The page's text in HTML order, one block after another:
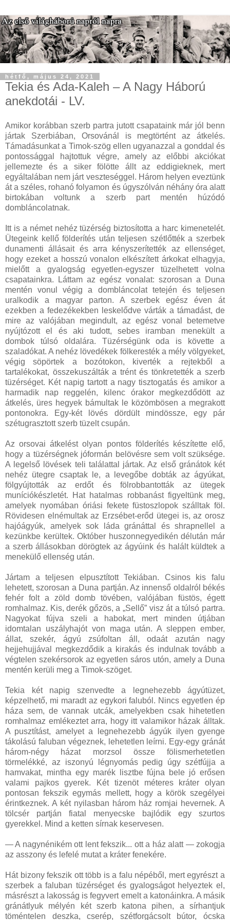
hétfő, május 24, 2021
Tekia és Ada-Kaleh – A Nagy Háború
anekdotái - LV.
Amikor korábban szerb partra jutott csapataink már jól benn
jártak Szerbiában, Orsovánál is megtörtént az átkelés.
Támadásunkat a Timok-szög ellen ugyanazzal a gonddal és
pontossággal hajtottuk végre, amely az előbbi akciókat
jellemezte és a siker fölötte állt az eddigieknek, mert
egyáltalában nem járt veszteséggel. Három helyen eveztünk
át a széles, rohanó folyamon és úgyszólván néhány óra alatt
birtokában voltunk a szerb part mentén húzódó
dombláncolatnak.
Itt is a német nehéz tüzérség biztosította a harc kimenetelét.
Ütegeink kellő földerítés után teljesen szétlőtték a szerbek
dunamenti állásait és arra kényszerítették az ellenséget,
hogy ezeket a hosszú vonalon elkészített árkokat elhagyja,
mielőtt a gyalogság egyetlen-egyszer tüzelhetett volna
csapatainkra. Láttam az egész vonalat: szorosan a Duna
mentén vonul végig a dombláncolat tetején és teljesen
uralkodik a magyar parton. A szerbek egész éven át
ezekben a fedezékekben leskelődve várták a támadást, de
mire az valójában megindult, az egész vonal betemetve
nyújtózott el és aki tudott, sebes iramban menekült a
dombok túlsó oldalára. Tüzérségünk oda is követte a
szaladókat. A nehéz lövedékek fölkeresték a mély völgyeket,
végig söpörtek a bozótokon, kiverték a rejtekből a
tartalékokat, összekuszálták a trént és tönkretették a szerb
tüzérséget. Két napig tartott a nagy tisztogatás és amikor a
harmadik nap reggelén, kilenc órakor megkezdődött az
átkelés, üres hegyek bámultak le közömbösen a megrakott
pontonokra. Egy-két lövés dördült mindössze, egy pár
szétugrasztott szerb tüzelt csupán.
Az orsovai átkelést olyan pontos földerítés készítette elő,
hogy a tüzérségnek jóformán belövésre sem volt szüksége.
A legelső lövések teli találattal jártak. Az első gránátok két
nehéz ütegre csaptak le, a levegőbe dobták az ágyúkat,
fölgyújtották az erdőt és fölrobbantották az ütegek
muníciókészletét. Hat hatalmas robbanást figyeltünk meg,
amelyek nyomában óriási fekete füstoszlopok szálltak föl.
Rövidesen elnémultak az Erzsébet-erőd ütegei is, az orosz
hajóágyúk, amelyek sok láda gránáttal és shrapnellel a
kezünkbe kerültek. Október huszonnegyedikén délután már
a szerb állásokban dörögtek az ágyúink és halált küldtek a
menekülő ellenség után.
Jártam a teljesen elpusztított Tekiában. Csinos kis falu
lehetett, szorosan a Duna partján. Az innenső oldalról békés
fehér folt a zöld domb tövében, valójában füstös, égett
romhalmaz. Kis, derék gőzös, a „Sellő” visz át a túlsó partra.
Nagyokat fújva szeli a habokat, mert minden útjában
idomtalan uszályhajót von maga után. A sleppen ember,
állat, szekér, ágyú zsúfoltan áll, odaát azután nagy
hejjehujjával megkezdődik a kirakás és indulnak tovább a
végtelen szekérsorok az egyetlen sáros utón, amely a Duna
mentén kerüli meg a Timok-szöget.
Tekia két napig szenvedte a legnehezebb ágyútüzet,
képzelhető, mi maradt az egykori faluból. Nincs egyetlen ép
háza sem, de vannak utcák, amelyekben csak hihetetlen
romhalmaz emlékeztet arra, hogy itt valamikor házak álltak.
A pusztítást, amelyet a legnehezebb ágyúk ilyen gyenge
tákolású faluban végeznek, lehetetlen leírni. Egy-egy gránát
három-négy házat morzsol össze fölismerhetetlen
törmelékké, az iszonyú légnyomás pedig úgy szétfújja a
hamvakat, mintha egy marék lisztbe fújna bele jó erősen
valami pajkos gyerek. Két tizenöt méteres kráter olyan
pontosan fekszik egymás mellett, hogy a körök szegélyei
érintkeznek. A két nyilasban három ház romjai hevernek. A
tölcsér partján fiatal menyecske bajlódik egy szurtos
gyerekkel. Mind a ketten sírnak keservesen.
— A nagynénikém ott lent fekszik... ott a ház alatt — zokogja
az asszony és lefelé mutat a kráter fenekére.
Hát bizony fekszik ott több is a falu népéből, mert egyrészt a
szerbek a faluban tüzérséget és gyalogságot helyeztek el,
másrészt a lakosság is fegyvert emelt a katonáinkra. A másik
gránátlyuk mélyén két szerb katona pihen, a sírhantjuk
töméntelen deszka, cserép, szétforgácsolt bútor, ócska